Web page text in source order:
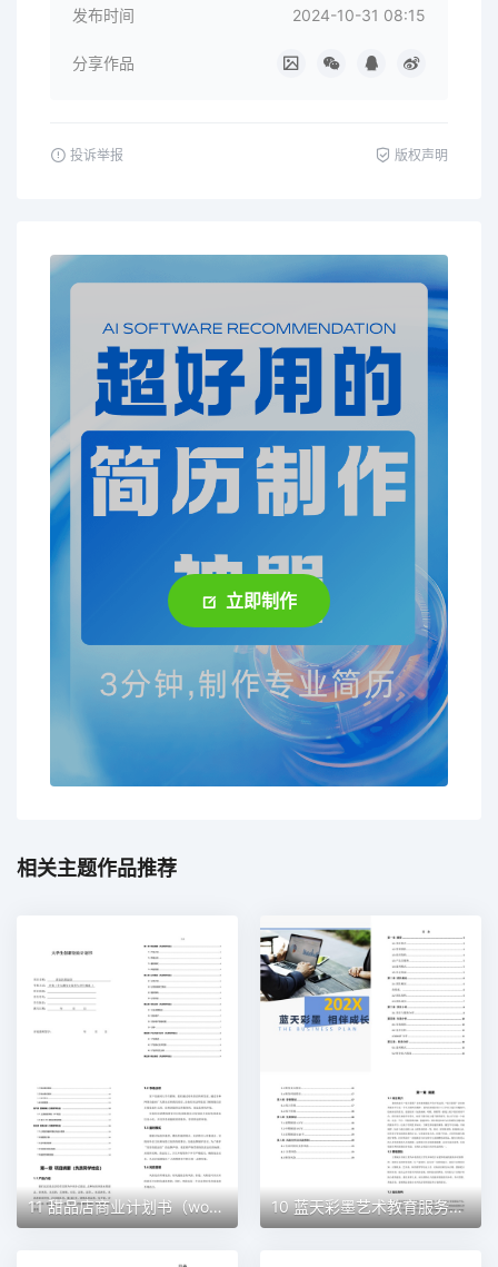
发布时间 2024-10-31 08:15
分享作品
投诉举报 版权声明
立即制作
相关主题作品推荐
11 甜品店商业计划书（word+ppt配套）创业计划书word模板 10 蓝天彩墨艺术教育服务平台商业计划书（word+ppt配套）创业计划书word模板